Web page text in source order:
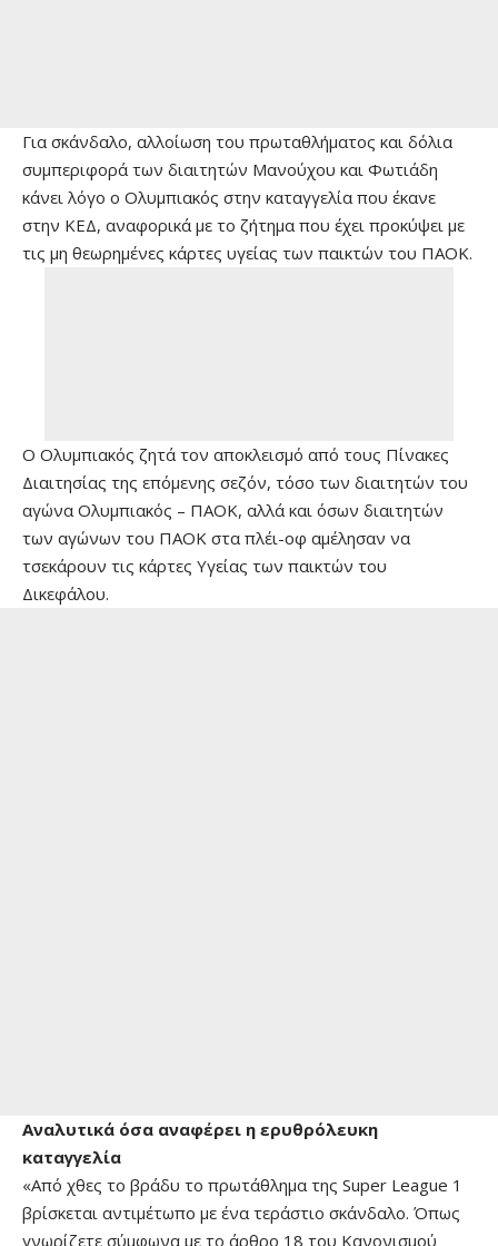
Για σκάνδαλο, αλλοίωση του πρωταθλήματος και δόλια
συμπεριφορά των διαιτητών Μανούχου και Φωτιάδη
κάνει λόγο ο Ολυμπιακός στην καταγγελία που έκανε
στην ΚΕΔ, αναφορικά με το ζήτημα που έχει προκύψει με
τις μη θεωρημένες κάρτες υγείας των παικτών του ΠΑΟΚ.
Ο Ολυμπιακός ζητά τον αποκλεισμό από τους Πίνακες
Διαιτησίας της επόμενης σεζόν, τόσο των διαιτητών του
αγώνα Ολυμπιακός – ΠΑΟΚ, αλλά και όσων διαιτητών
των αγώνων του ΠΑΟΚ στα πλέι-οφ αμέλησαν να
τσεκάρουν τις κάρτες Υγείας των παικτών του
Δικεφάλου.
Αναλυτικά όσα αναφέρει η ερυθρόλευκη
καταγγελία
«Από χθες το βράδυ το πρωτάθλημα της Super League 1
βρίσκεται αντιμέτωπο με ένα τεράστιο σκάνδαλο. Όπως
γνωρίζετε σύμφωνα με το άρθρο 18 του Κανονισμού